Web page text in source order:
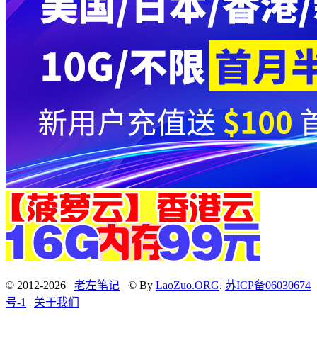
© 2012-2026 老左笔记 © By LaoZuo.ORG. 苏ICP备06030674
号-1 | 关于我们